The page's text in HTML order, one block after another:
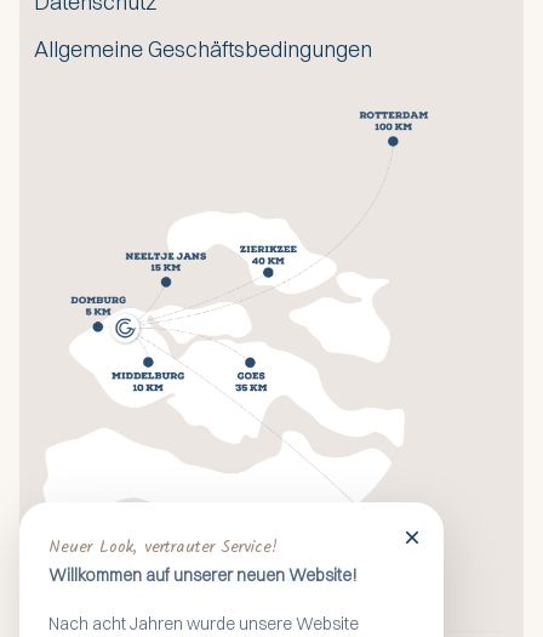
Neuer Look, vertrauter Service!
Willkommen auf unserer neuen Website!
Nach acht Jahren wurde unsere Website
Allgemeine Geschäftsbedingungen